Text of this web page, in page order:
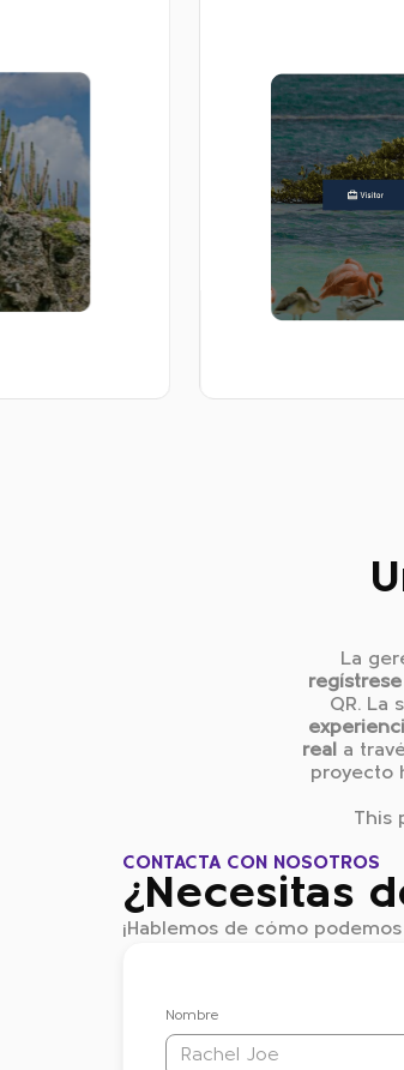
La
QR. La
real
a
proyecto
This
CONTACTA CON NOSOTROS
¿Necesitas
¡Hablemos de cómo
Nombre